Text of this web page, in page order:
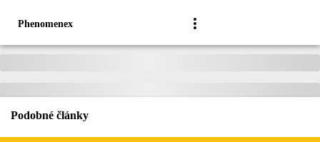
Phenomenex
Podobné články